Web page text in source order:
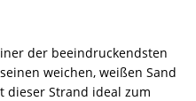
der beeindruckendsten
weichen, weißen Sand
dieser Strand ideal zum